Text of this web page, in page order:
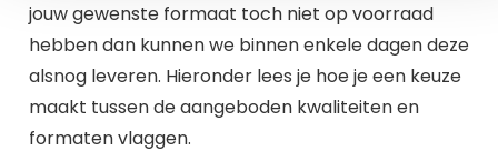
jouw gewenste formaat toch niet op voorraad
hebben dan kunnen we binnen enkele dagen deze
alsnog leveren. Hieronder lees je hoe je een keuze
maakt tussen de aangeboden kwaliteiten en
formaten vlaggen.